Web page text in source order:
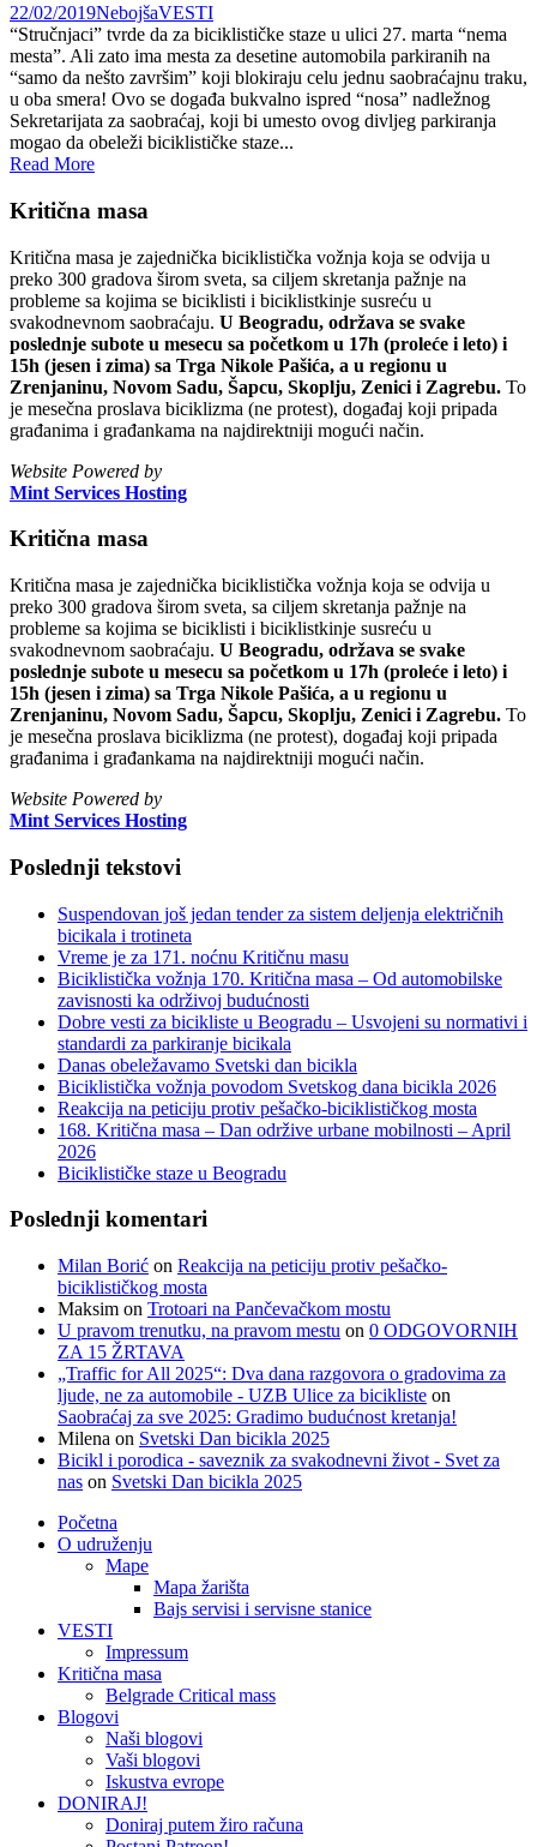
22/02/2019NebojšaVESTI
“Stručnjaci” tvrde da za biciklističke staze u ulici 27. marta “nema
mesta”. Ali zato ima mesta za desetine automobila parkiranih na
“samo da nešto završim” koji blokiraju celu jednu saobraćajnu traku,
u oba smera! Ovo se događa bukvalno ispred “nosa” nadležnog
Sekretarijata za saobraćaj, koji bi umesto ovog divljeg parkiranja
mogao da obeleži biciklističke staze...
Read More
Kritična masa
Kritična masa je zajednička biciklistička vožnja koja se odvija u
preko 300 gradova širom sveta, sa ciljem skretanja pažnje na
probleme sa kojima se biciklisti i biciklistkinje susreću u
svakodnevnom saobraćaju. U Beogradu, održava se svake
poslednje subote u mesecu sa početkom u 17h (proleće i leto) i
15h (jesen i zima) sa Trga Nikole Pašića, a u regionu u
Zrenjaninu, Novom Sadu, Šapcu, Skoplju, Zenici i Zagrebu. To
je mesečna proslava biciklizma (ne protest), događaj koji pripada
građanima i građankama na najdirektniji mogući način.
Website Powered by
Mint Services Hosting
Kritična masa
Kritična masa je zajednička biciklistička vožnja koja se odvija u
preko 300 gradova širom sveta, sa ciljem skretanja pažnje na
probleme sa kojima se biciklisti i biciklistkinje susreću u
svakodnevnom saobraćaju. U Beogradu, održava se svake
poslednje subote u mesecu sa početkom u 17h (proleće i leto) i
15h (jesen i zima) sa Trga Nikole Pašića, a u regionu u
Zrenjaninu, Novom Sadu, Šapcu, Skoplju, Zenici i Zagrebu. To
je mesečna proslava biciklizma (ne protest), događaj koji pripada
građanima i građankama na najdirektniji mogući način.
Website Powered by
Mint Services Hosting
Poslednji tekstovi
Suspendovan još jedan tender za sistem deljenja električnih
bicikala i trotineta
Vreme je za 171. noćnu Kritičnu masu
Biciklistička vožnja 170. Kritična masa – Od automobilske
zavisnosti ka održivoj budućnosti
Dobre vesti za bicikliste u Beogradu – Usvojeni su normativi i
standardi za parkiranje bicikala
Danas obeležavamo Svetski dan bicikla
Biciklistička vožnja povodom Svetskog dana bicikla 2026
Reakcija na peticiju protiv pešačko-biciklističkog mosta
168. Kritična masa – Dan održive urbane mobilnosti – April
2026
Biciklističke staze u Beogradu
Poslednji komentari
Milan Borić on Reakcija na peticiju protiv pešačko-
biciklističkog mosta
Maksim on Trotoari na Pančevačkom mostu
U pravom trenutku, na pravom mestu on 0 ODGOVORNIH
ZA 15 ŽRTAVA
„Traffic for All 2025“: Dva dana razgovora o gradovima za
ljude, ne za automobile - UZB Ulice za bicikliste on
Saobraćaj za sve 2025: Gradimo budućnost kretanja!
Milena on Svetski Dan bicikla 2025
Bicikl i porodica - saveznik za svakodnevni život - Svet za
nas on Svetski Dan bicikla 2025
Početna
O udruženju
Mape
Mapa žarišta
Bajs servisi i servisne stanice
VESTI
Impressum
Kritična masa
Belgrade Critical mass
Blogovi
Naši blogovi
Vaši blogovi
Iskustva evrope
DONIRAJ!
Doniraj putem žiro računa